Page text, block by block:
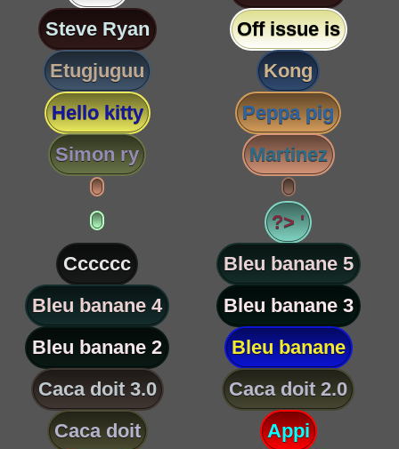
Steve Ryan
Off issue is
Etugjuguu
Kong
Hello kitty
Peppa pig
Simon ry
Martinez
?> '
Cccccc
Bleu banane 5
Bleu banane 4
Bleu banane 3
Bleu banane 2
Bleu banane
Caca doit 3.0
Caca doit 2.0
Caca doit
Appi